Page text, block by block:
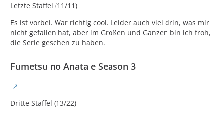
Letzte Staffel (11/11)
Es ist vorbei. War richtig cool. Leider auch viel drin, was mir
nicht gefallen hat, aber im Großen und Ganzen bin ich froh,
die Serie gesehen zu haben.
Fumetsu no Anata e Season 3
Dritte Staffel (13/22)